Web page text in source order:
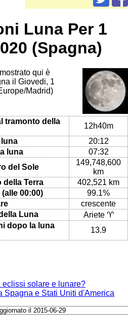
Luna Per 1
(Spagna)
qui è
il Giovedi, 1
Madrid)
tramonto della
12h40m
luna
20:12
luna
07:32
del Sole
149,748,600
km
della Terra
402,521 km
00:00)
99.1%
crescente
Luna
Ariete ♈
dopo la luna
13.9
solare e lunare?
Spagna e Stati Uniti d'America
il 2015-06-29